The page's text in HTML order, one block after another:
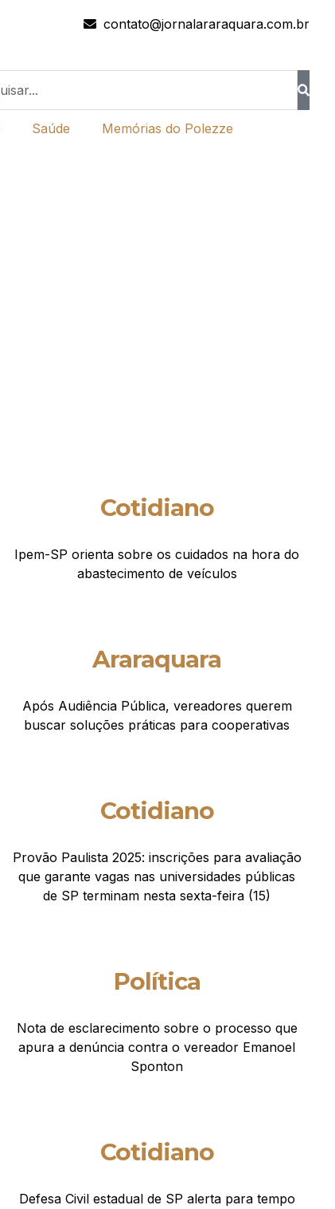
contato@jornalararaquara.com.br
Saúde Memórias do Polezze
Cotidiano
Ipem-SP orienta sobre os cuidados na hora do
abastecimento de veículos
Araraquara
Após Audiência Pública, vereadores querem
buscar soluções práticas para cooperativas
Cotidiano
Provão Paulista 2025: inscrições para avaliação
que garante vagas nas universidades públicas
de SP terminam nesta sexta-feira (15)
Política
Nota de esclarecimento sobre o processo que
apura a denúncia contra o vereador Emanoel
Sponton
Cotidiano
Defesa Civil estadual de SP alerta para tempo